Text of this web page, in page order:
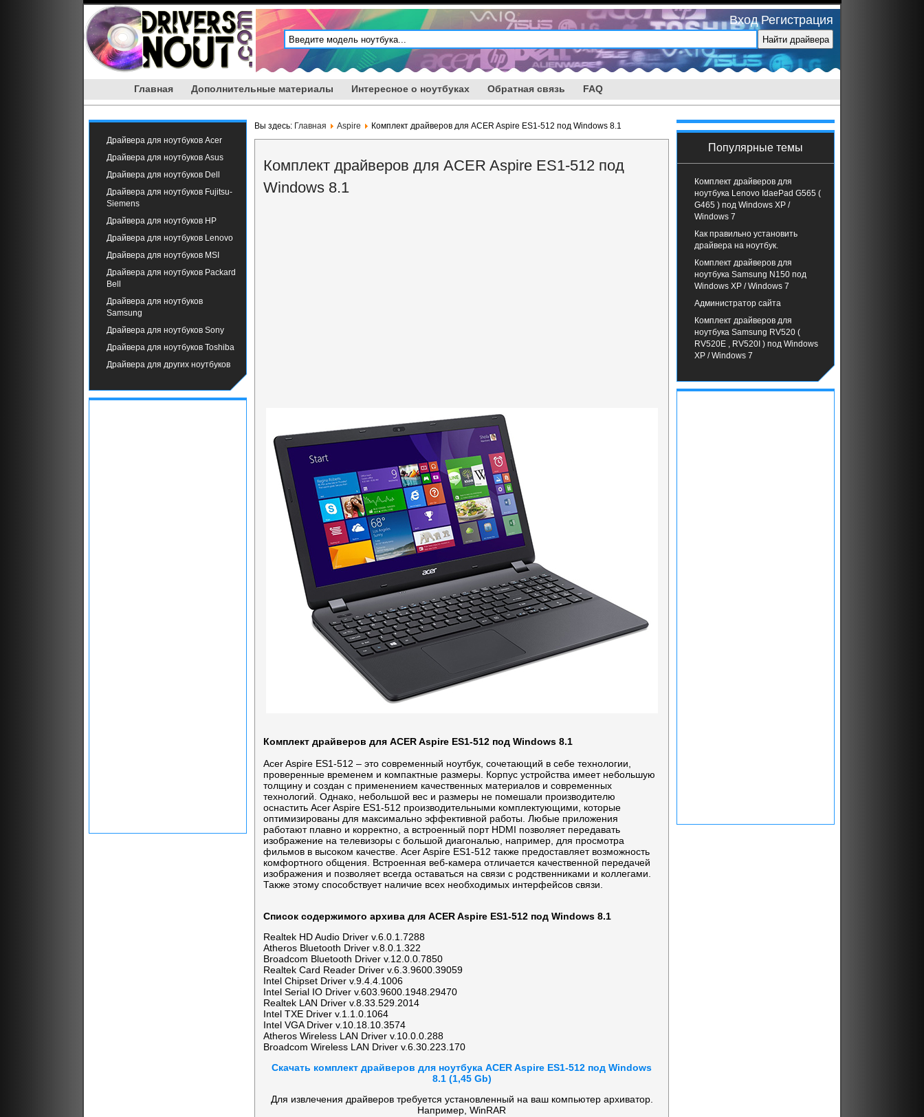
Вход Регистрация
Главная Дополнительные материалы Интересное о ноутбуках Обратная связь FAQ
Драйвера для ноутбуков Acer
Драйвера для ноутбуков Asus
Драйвера для ноутбуков Dell
Драйвера для ноутбуков Fujitsu-
Siemens
Драйвера для ноутбуков HP
Драйвера для ноутбуков Lenovo
Драйвера для ноутбуков MSI
Драйвера для ноутбуков Packard
Bell
Драйвера для ноутбуков
Samsung
Драйвера для ноутбуков Sony
Драйвера для ноутбуков Toshiba
Драйвера для других ноутбуков
Вы здесь: Главная Aspire Комплект драйверов для ACER Aspire ES1-512 под Windows 8.1
Комплект драйверов для ACER Aspire ES1-512 под
Windows 8.1
Комплект драйверов для ACER Aspire ES1-512 под Windows 8.1
Acer Aspire ES1-512 – это современный ноутбук, сочетающий в себе технологии,
проверенные временем и компактные размеры. Корпус устройства имеет небольшую
толщину и создан с применением качественных материалов и современных
технологий. Однако, небольшой вес и размеры не помешали производителю
оснастить Acer Aspire ES1-512 производительными комплектующими, которые
оптимизированы для максимально эффективной работы. Любые приложения
работают плавно и корректно, а встроенный порт HDMI позволяет передавать
изображение на телевизоры с большой диагональю, например, для просмотра
фильмов в высоком качестве. Acer Aspire ES1-512 также предоставляет возможность
комфортного общения. Встроенная веб-камера отличается качественной передачей
изображения и позволяет всегда оставаться на связи с родственниками и коллегами.
Также этому способствует наличие всех необходимых интерфейсов связи.
Список содержимого архива для ACER Aspire ES1-512 под Windows 8.1
Realtek HD Audio Driver v.6.0.1.7288
Atheros Bluetooth Driver v.8.0.1.322
Broadcom Bluetooth Driver v.12.0.0.7850
Realtek Card Reader Driver v.6.3.9600.39059
Intel Chipset Driver v.9.4.4.1006
Intel Serial IO Driver v.603.9600.1948.29470
Realtek LAN Driver v.8.33.529.2014
Intel TXE Driver v.1.1.0.1064
Intel VGA Driver v.10.18.10.3574
Atheros Wireless LAN Driver v.10.0.0.288
Broadcom Wireless LAN Driver v.6.30.223.170
Скачать комплект драйверов для ноутбука ACER Aspire ES1-512 под Windows
8.1 (1,45 Gb)
Для извлечения драйверов требуется установленный на ваш компьютер архиватор.
Например, WinRAR
Популярные темы
Комплект драйверов для
ноутбука Lenovo IdaePad G565 (
G465 ) под Windows XP /
Windows 7
Как правильно установить
драйвера на ноутбук.
Комплект драйверов для
ноутбука Samsung N150 под
Windows XP / Windows 7
Администратор сайта
Комплект драйверов для
ноутбука Samsung RV520 (
RV520E , RV520I ) под Windows
XP / Windows 7